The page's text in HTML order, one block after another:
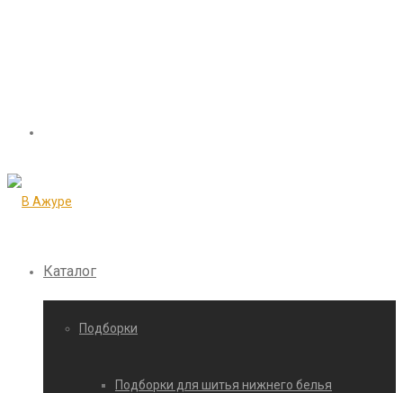
Каталог
Подборки
Подборки для шитья нижнего белья